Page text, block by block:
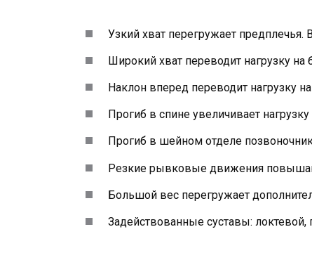
Узкий хват перегружает предплечья.
Широкий хват переводит нагрузку на
Наклон вперед переводит нагрузку
Прогиб в спине увеличивает
Прогиб в шейном отделе
Резкие рывковые движения
Большой вес перегружает
Задействованные суставы: локтевой,